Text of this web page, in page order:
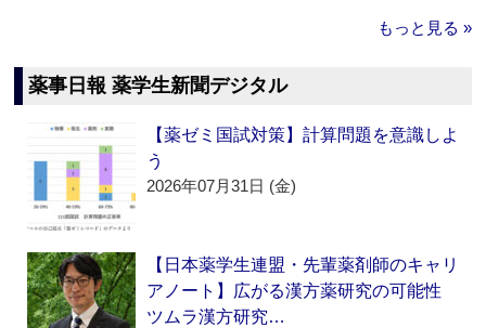
もっと見る »
薬事日報 薬学生新聞デジタル
【薬ゼミ国試対策】計算問題を意識しよ
う
2026年07月31日 (金)
【日本薬学生連盟・先輩薬剤師のキャリ
アノート】広がる漢方薬研究の可能性
ツムラ漢方研究…